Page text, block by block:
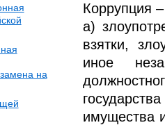
Коррупция
а)
взятки,
иное
имущества
на